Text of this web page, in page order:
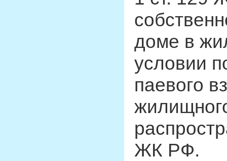
доме в
условии
паевого
ЖК РФ.